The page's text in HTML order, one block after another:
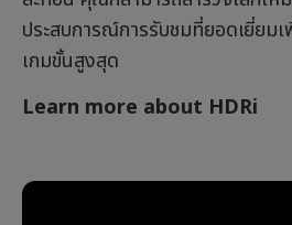
ประสบการณ์การรับชมที่ยอดเยี่ยม
เกมขั้นสูงสุด
Learn more about HDRi